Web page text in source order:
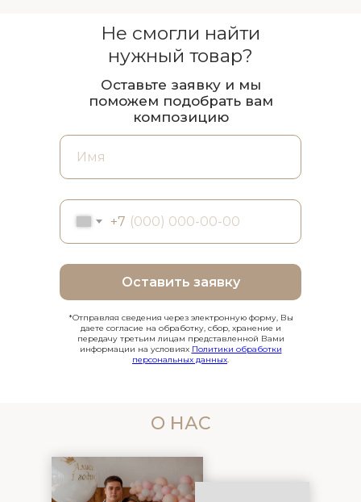
+7
Оставить заявку
Не смогли найти
нужный товар?
Оставьте заявку и мы
поможем подобрать вам
композицию
*Отправляя сведения через электронную форму, Вы
даете согласие на обработку, сбор, хранение и
передачу третьим лицам представленной Вами
информации на условиях Политики обработки
персональных данных.
О НАС